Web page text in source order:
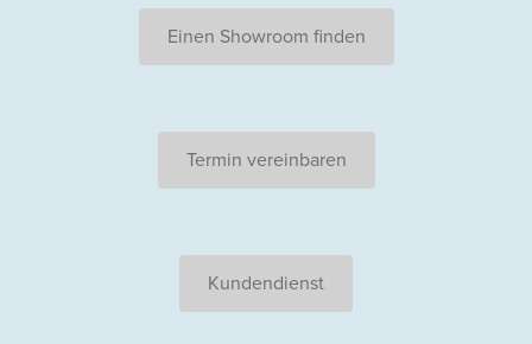
Einen Showroom finden
Termin vereinbaren
Kundendienst